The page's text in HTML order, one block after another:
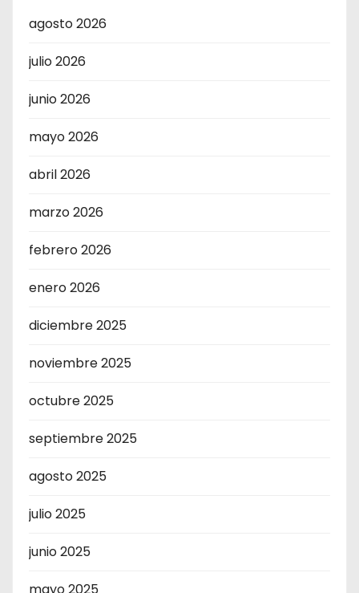
agosto 2026
julio 2026
junio 2026
mayo 2026
abril 2026
marzo 2026
febrero 2026
enero 2026
diciembre 2025
noviembre 2025
octubre 2025
septiembre 2025
agosto 2025
julio 2025
junio 2025